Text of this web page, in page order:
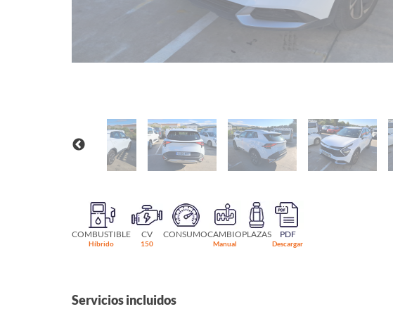
COMBUSTIBLE
Híbrido
CV
150
CONSUMOCAMBIO
Manual
PLAZAS PDF
Descargar
Servicios incluidos